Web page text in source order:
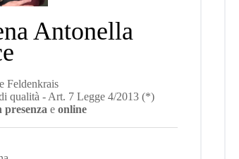
Antonella
Feldenkrais
qualità - Art. 7 Legge 4/2013 (*)
presenza eonline